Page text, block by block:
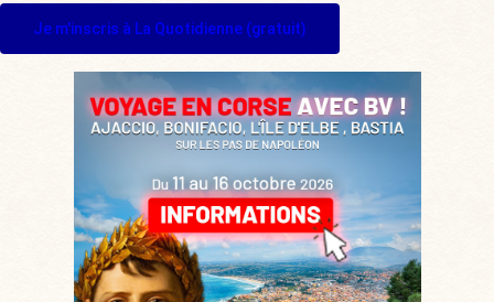
Je m'inscris à La Quotidienne (gratuit)